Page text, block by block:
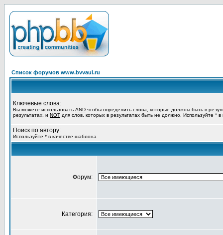
Список форумов www.bvvaul.ru
Ключевые слова:
Вы можете использовать AND чтобы определить слова, которые должны быть в
результатах, и NOT для слов, которых в результатах быть не должно. Используйте *
Поиск по автору:
Используйте * в качестве шаблона
Форум:
Категория: